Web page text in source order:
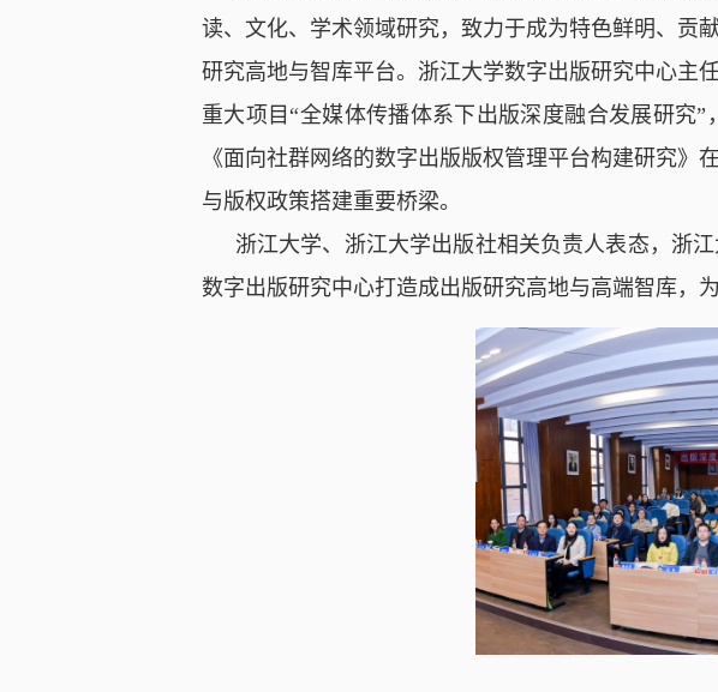
读、文化、学术领域研究，致力于成为特色鲜明、贡
研究高地与智库平台。浙江大学数字出版研究中心主
重大项目“全媒体传播体系下出版深度融合发展研究
《面向社群网络的数字出版版权管理平台构建研究
与版权政策搭建重要桥梁。
浙江大学、浙江大学出版社相关负责人表态，浙
数字出版研究中心打造成出版研究高地与高端智库，